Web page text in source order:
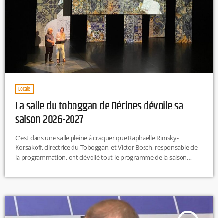
Locale
La salle du toboggan de Décines dévoile sa
saison 2026-2027
C'est dans une salle pleine à craquer que Raphaëlle Rimsky-
Korsakoff, directrice du Toboggan, et Victor Bosch, responsable de
la programmation, ont dévoilé tout le programme de la saison
large choix de spectacles. Du théâtre, de la danse, des humoristes,
La mosaïque étant le fil rouge de cette […]